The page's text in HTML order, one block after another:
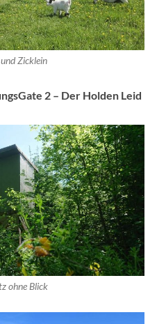
Zicklein
2 – Der Holden Leid
ohne Blick